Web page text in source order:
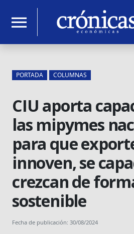
menu
PORTADA COLUMNAS
CIU aporta
las mipymes
para que
innoven, se
crezcan de
sostenible
Fecha de publicación: 30/08/2024